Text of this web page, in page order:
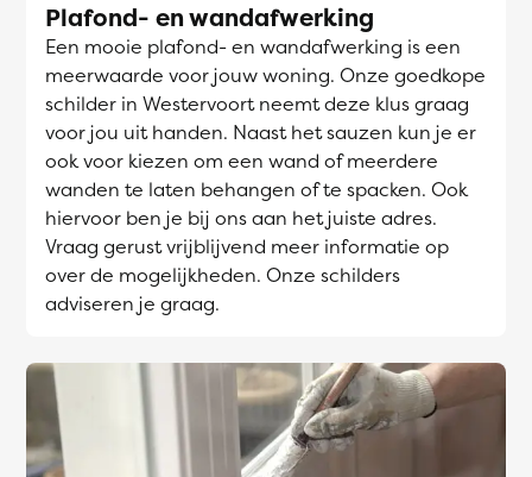
Plafond- en wandafwerking
Een mooie plafond- en wandafwerking is een
meerwaarde voor jouw woning. Onze goedkope
schilder in Westervoort neemt deze klus graag
voor jou uit handen. Naast het sauzen kun je er
ook voor kiezen om een wand of meerdere
wanden te laten behangen of te spacken. Ook
hiervoor ben je bij ons aan het juiste adres.
Vraag gerust vrijblijvend meer informatie op
over de mogelijkheden. Onze schilders
adviseren je graag.